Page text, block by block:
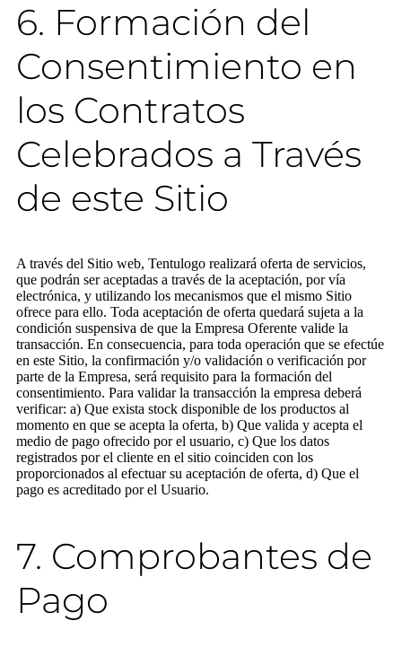
6. Formación del
Consentimiento en
los Contratos
Celebrados a Través
de este Sitio
A través del Sitio web, Tentulogo realizará oferta de servicios,
que podrán ser aceptadas a través de la aceptación, por vía
electrónica, y utilizando los mecanismos que el mismo Sitio
ofrece para ello. Toda aceptación de oferta quedará sujeta a la
condición suspensiva de que la Empresa Oferente valide la
transacción. En consecuencia, para toda operación que se efectúe
en este Sitio, la confirmación y/o validación o verificación por
parte de la Empresa, será requisito para la formación del
consentimiento. Para validar la transacción la empresa deberá
verificar: a) Que exista stock disponible de los productos al
momento en que se acepta la oferta, b) Que valida y acepta el
medio de pago ofrecido por el usuario, c) Que los datos
registrados por el cliente en el sitio coinciden con los
proporcionados al efectuar su aceptación de oferta, d) Que el
pago es acreditado por el Usuario.
7. Comprobantes de
Pago